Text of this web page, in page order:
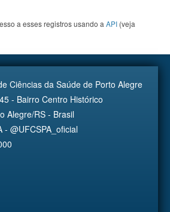
a esses registros usando a API (veja
Ciências da Saúde de Porto Alegre
- Bairro Centro Histórico
Alegre/RS - Brasil
- @UFCSPA_oficial